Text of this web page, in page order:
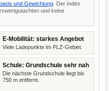
und Gewichtung . Der Index
und keine
E-Mobilität: starkes Angebot
Viele Ladepunkte im PLZ-Gebiet.
Schule: Grundschule sehr nah
Die nächste Grundschule liegt bis
750 m entfernt.